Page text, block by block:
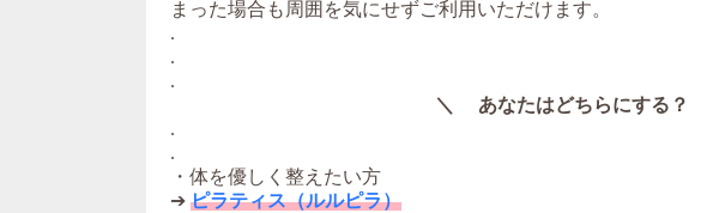
まった場合も周囲を気にせずご利用いただけます。
.
.
.
＼ あなたはどちらにする？
.
.
・体を優しく整えたい方
➔ ピラティス（ルルピラ）